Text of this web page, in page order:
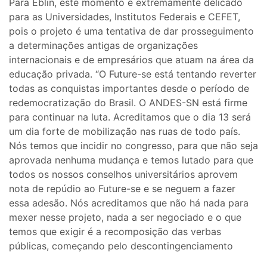
para as Universidades, Institutos Federais e CEFET,
pois o projeto é uma tentativa de dar prosseguimento
a determinações antigas de organizações
internacionais e de empresários que atuam na área da
educação privada. “O Future-se está tentando reverter
todas as conquistas importantes desde o período de
redemocratização do Brasil. O ANDES-SN está firme
para continuar na luta. Acreditamos que o dia 13 será
um dia forte de mobilização nas ruas de todo país.
Nós temos que incidir no congresso, para que não seja
aprovada nenhuma mudança e temos lutado para que
todos os nossos conselhos universitários aprovem
nota de repúdio ao Future-se e se neguem a fazer
essa adesão. Nós acreditamos que não há nada para
mexer nesse projeto, nada a ser negociado e o que
temos que exigir é a recomposição das verbas
públicas, começando pelo descontingenciamento